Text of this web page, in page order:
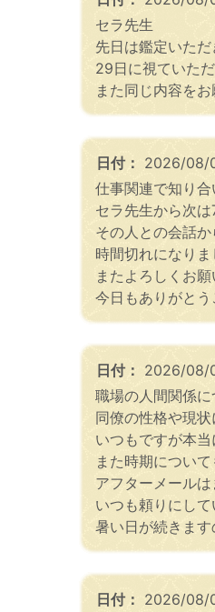
セラ先生
先日は鑑定いただ
29日に視ていた
また同じ内容を
日付： 2026/08/
仕事関連で知り
セラ先生から次
その人との会話
時間切れになり
またよろしくお願
今日もありがとう
日付： 2026/08/
職場の人間関係に
同僚の性格や現
いつもですが本当
また時期につい
アフターメールは
いつも頼りにして
暑い日が続きます
日付： 2026/08/